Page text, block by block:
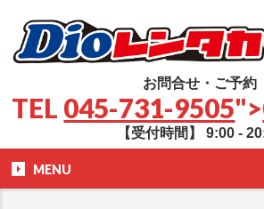
お問合せ・ご予約
TEL 045-731-9505">
【受付時間】 9:00 -
MENU